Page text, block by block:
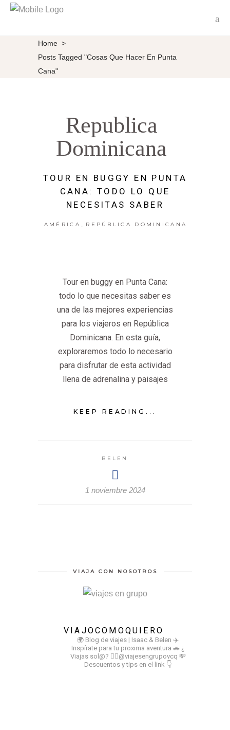
Home >
Posts Tagged "cosas Que Hacer En Punta
Cana"
Republica
Dominicana
TOUR EN BUGGY EN PUNTA
CANA: TODO LO QUE
NECESITAS SABER
AMÉRICA REPÚBLICA DOMINICANA
Tour en buggy en Punta Cana:
todo lo que necesitas saber es
una de las mejores experiencias
para los viajeros en República
Dominicana. En esta guía,
exploraremos todo lo necesario
para disfrutar de esta actividad
llena de adrenalina y paisajes
KEEP READING...
BELEN
1 noviembre 2024
VIAJA CON NOSOTROS
VIAJOCOMOQUIERO
🌍 Blog de viajes | Isaac & Belen ✈️
Inspírate para tu proxima aventura 🚗 ¿
Viajas sol@? 👉🏻@viajesengrupovcq 💸
Descuentos y tips en el link 👇